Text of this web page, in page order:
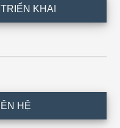
KHAI
HỆ